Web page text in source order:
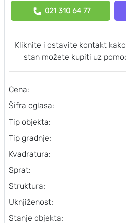
021 310 64 77
Kliknite i ostavite kontakt
stan možete kupiti uz
Cena:
Šifra oglasa:
Tip objekta:
Tip gradnje:
Kvadratura:
Sprat:
Struktura:
Uknjiženost:
Stanje objekta: